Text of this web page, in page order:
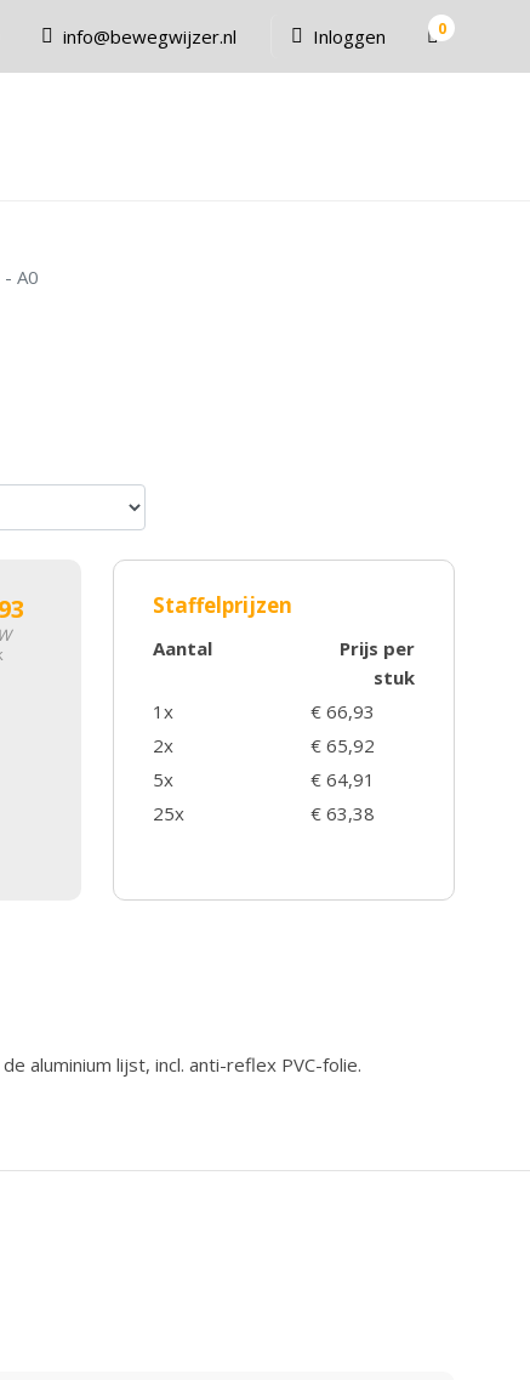
info@bewegwijzer.nl Inloggen 0
A0
Staffelprijzen
Aantal
Prijs per
stuk
1x
€ 66,93
2x
€ 65,92
5x
€ 64,91
25x
€ 63,38
aluminium lijst, incl. anti-reflex PVC-folie.